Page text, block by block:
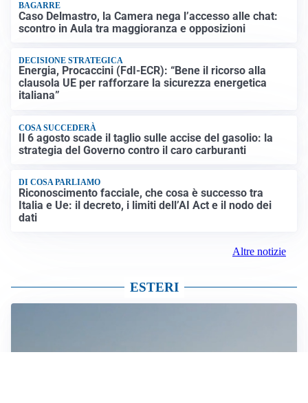
BAGARRE
Caso Delmastro, la Camera nega l’accesso alle chat:
scontro in Aula tra maggioranza e opposizioni
DECISIONE STRATEGICA
Energia, Procaccini (FdI-ECR): “Bene il ricorso alla
clausola UE per rafforzare la sicurezza energetica
italiana”
COSA SUCCEDERÀ
Il 6 agosto scade il taglio sulle accise del gasolio: la
strategia del Governo contro il caro carburanti
DI COSA PARLIAMO
Riconoscimento facciale, che cosa è successo tra
Italia e Ue: il decreto, i limiti dell’AI Act e il nodo dei
dati
Altre notizie
ESTERI